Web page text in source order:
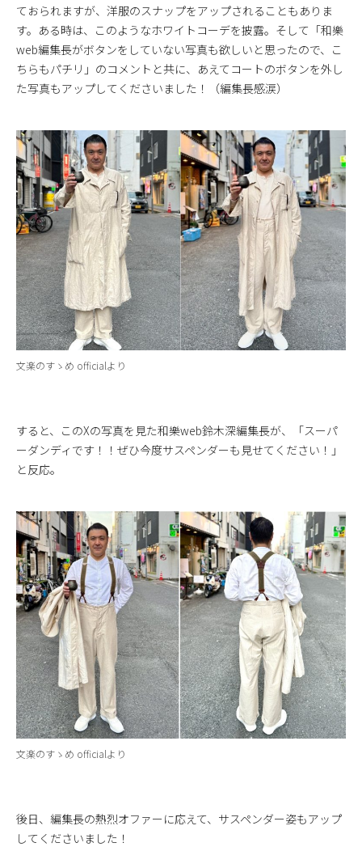
ておられますが、洋服のスナップをアップされることもありま
す。ある時は、このようなホワイトコーデを披露。そして「和樂
web編集長がボタンをしていない写真も欲しいと思ったので、こ
ちらもパチリ」のコメントと共に、あえてコートのボタンを外し
た写真もアップしてくださいました！（編集長感涙）
文楽のすゝめ officialより
すると、このXの写真を見た和樂web鈴木深編集長が、「スーパ
ーダンディです！！ぜひ今度サスペンダーも見せてください！」
と反応。
文楽のすゝめ officialより
後日、編集長の熱烈オファーに応えて、サスペンダー姿もアップ
してくださいました！